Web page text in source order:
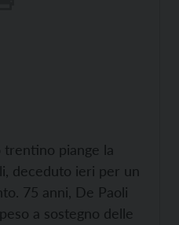
piange la
deceduto ieri per un
75 anni, De Paoli
a sostegno delle